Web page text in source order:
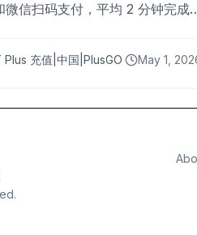
微信扫码支付，平均 2 分钟完成
Plus 充值|中国|PlusGO May 1,